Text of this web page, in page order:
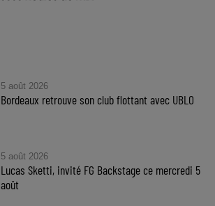
5 août 2026
Bordeaux retrouve son club flottant avec UBLO
5 août 2026
Lucas Sketti, invité FG Backstage ce mercredi 5
août